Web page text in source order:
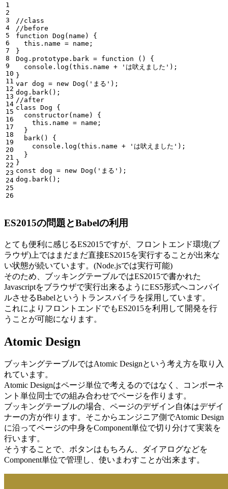
1
2
3
4
5
6
7
8
9
10
11
12
13
14
15
16
17
18
19
20
21
22
23
24
25
//class
//before
function Dog(name) {
  this.name = name;
}
Dog.prototype.bark = function () {
  console.log(this.name + 'は吠えました');
}
var dog = new Dog('まる');
dog.bark();
//after
class Dog {
  constructor(name) {
    this.name = name;
  }
  bark() {
    console.log(this.name + 'は吠えました');
  }
}
const dog = new Dog('まる');
ES2015の問題とBabelの利用
とても便利に感じるES2015ですが、フロントエンド環境(ブ
ラウザ)上ではまだまだ直接ES2015を実行することが出来な
い状態が続いています。(Node.jsでは実行可能)
そのため、ブッキングテーブルではES2015で書かれた
Javascriptをブラウザで実行出来るようにES5形式へコンパイ
ルさせるBabelというトランスパイラを採用しています。
これによりフロントエンドでもES2015を利用して開発を行
うことが可能になります。
Atomic Design
ブッキングテーブルではAtomic Designという考え方を取り入
れています。
Atomic Designはページ単位で考えるのではなく、コンポーネ
ント単位同士での組み合わせでページを作ります。
ブッキングテーブルの場合、ページのデザイン自体はデザイ
ナーの方が作ります。そこからエンジニア側でAtomic Design
に沿ってページの中身をComponent単位で切り分けて実装を
行います。
そうすることで、ボタンはもちろん、ダイアログなどを
Component単位で管理し、使いまわすことが出来ます。